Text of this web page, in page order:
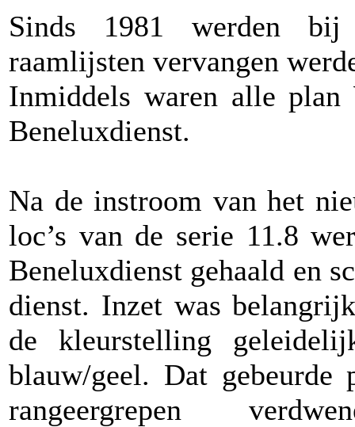
Sinds 1981 werden
raamlijsten vervangen
Inmiddels waren alle
Beneluxdienst.
Na de instroom van het
loc’s van de serie 11.8
Beneluxdienst gehaald en
dienst. Inzet was
de kleurstelling
blauw/geel. Dat
rangeergrepen